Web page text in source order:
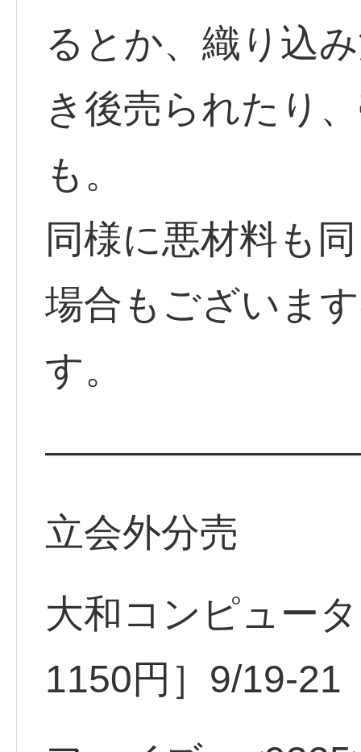
るとか、織り込
き後売られたり
も。
同様に悪材料も
場合もございま
す。
立会外分売
大和コンピュー
1150円］9/19-